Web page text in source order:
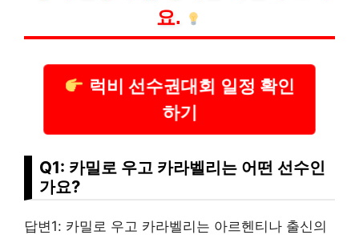
요.
럭비 선수권대회 일정 확인
하기
Q1: 카밀로 우고 카라벨리는 어떤 선수인
가요?
답변1: 카밀로 우고 카라벨리는 아르헨티나 출신의